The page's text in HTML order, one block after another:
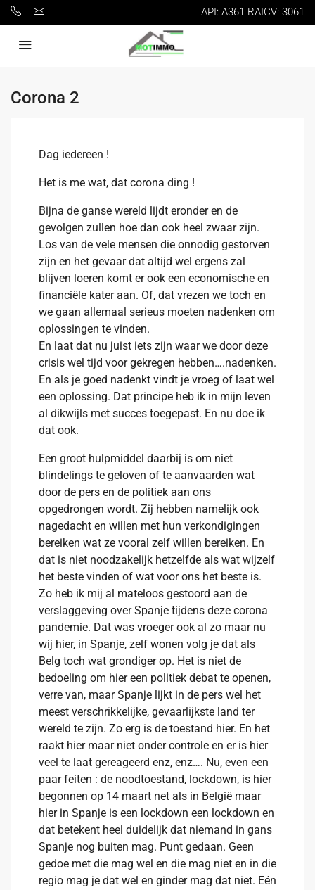
API: A361 RAICV: 3061
Corona 2
Dag iedereen !
Het is me wat, dat corona ding !
Bijna de ganse wereld lijdt eronder en de
gevolgen zullen hoe dan ook heel zwaar zijn.
Los van de vele mensen die onnodig gestorven
zijn en het gevaar dat altijd wel ergens zal
blijven loeren komt er ook een economische en
financiële kater aan. Of, dat vrezen we toch en
we gaan allemaal serieus moeten nadenken om
oplossingen te vinden.
En laat dat nu juist iets zijn waar we door deze
crisis wel tijd voor gekregen hebben….nadenken.
En als je goed nadenkt vindt je vroeg of laat wel
een oplossing. Dat principe heb ik in mijn leven
al dikwijls met succes toegepast. En nu doe ik
dat ook.
Een groot hulpmiddel daarbij is om niet
blindelings te geloven of te aanvaarden wat
door de pers en de politiek aan ons
opgedrongen wordt. Zij hebben namelijk ook
nagedacht en willen met hun verkondigingen
bereiken wat ze vooral zelf willen bereiken. En
dat is niet noodzakelijk hetzelfde als wat wijzelf
het beste vinden of wat voor ons het beste is.
Zo heb ik mij al mateloos gestoord aan de
verslaggeving over Spanje tijdens deze corona
pandemie. Dat was vroeger ook al zo maar nu
wij hier, in Spanje, zelf wonen volg je dat als
Belg toch wat grondiger op. Het is niet de
bedoeling om hier een politiek debat te openen,
verre van, maar Spanje lijkt in de pers wel het
meest verschrikkelijke, gevaarlijkste land ter
wereld te zijn. Zo erg is de toestand hier. En het
raakt hier maar niet onder controle en er is hier
veel te laat gereageerd enz, enz…. Nu, even een
paar feiten : de noodtoestand, lockdown, is hier
begonnen op 14 maart net als in België maar
hier in Spanje is een lockdown een lockdown en
dat betekent heel duidelijk dat niemand in gans
Spanje nog buiten mag. Punt gedaan. Geen
gedoe met die mag wel en die mag niet en in die
regio mag je dat wel en ginder mag dat niet. Eén